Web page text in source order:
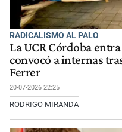
RADICALISMO AL PALO
La UCR Córdoba
convocó a internas
Ferrer
20-07-2026 22:25
RODRIGO MIRANDA